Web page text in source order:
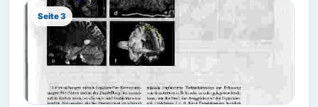
Seite 3